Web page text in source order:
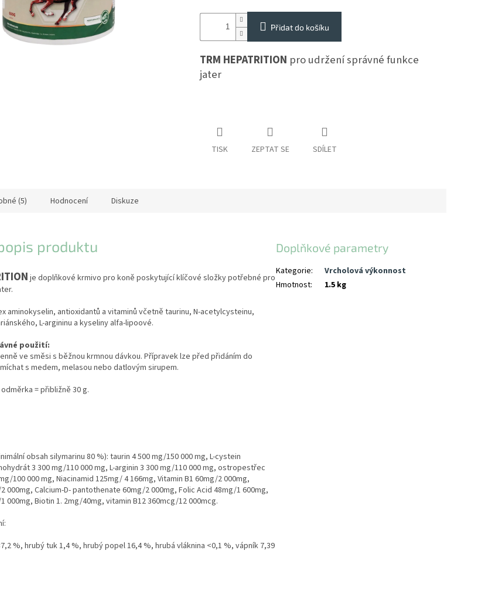
Přidat do košíku
TRM HEPATRITION pro udržení správné funkce
jater
TISK ZEPTAT SE SDÍLET
(5) Hodnocení Diskuze
produktu
je doplňkové krmivo pro koně poskytující klíčové složky potřebné pro
aminokyselin, antioxidantů a vitaminů včetně taurinu, N-acetylcysteinu,
L-argininu a kyseliny alfa-lipoové.
použití:
ve směsi s běžnou krmnou dávkou. Přípravek lze před přidáním do
s medem, melasou nebo datlovým sirupem.
= přibližně 30 g.
obsah silymarinu 80 %): taurin 4 500 mg/150 000 mg, L-cystein
3 300 mg/110 000 mg, L-arginin 3 300 mg/110 000 mg, ostropestřec
100 000 mg, Niacinamid 125mg/ 4 166mg, Vitamin B1 60mg/2 000mg,
000mg, Calcium-D- pantothenate 60mg/2 000mg, Folic Acid 48mg/1 600mg,
000mg, Biotin 1. 2mg/40mg, vitamin B12 360mcg/12 000mcg.
%, hrubý tuk 1,4 %, hrubý popel 16,4 %, hrubá vláknina <0,1 %, vápník 7,39
Doplňkové parametry
Kategorie:
Vrcholová výkonnost
Hmotnost: 1.5 kg